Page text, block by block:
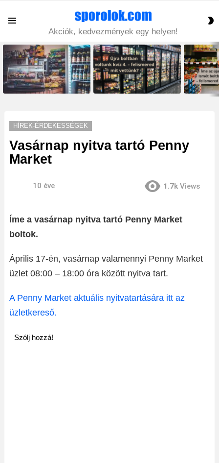
Akciók, kedvezmények egy helyen!
LATEST
STORIES
HÍREK-ÉRDEKESSÉGEK
Vasárnap nyitva tartó Penny
Market
10 éve 1.7k Views
Íme a vasárnap nyitva tartó Penny Market
boltok.
Április 17-én, vasárnap valamennyi Penny Market
üzlet 08:00 – 18:00 óra között nyitva tart.
A Penny Market aktuális nyitvatartására itt az
üzletkereső.
Szólj hozzá!